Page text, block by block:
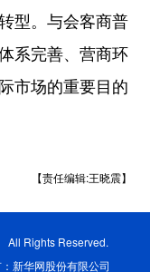
型。与会客商普
系完善、营商环
市场的重要目的
【责任编辑:王晓震】
All Rights Reserved.
新华网股份有限公司